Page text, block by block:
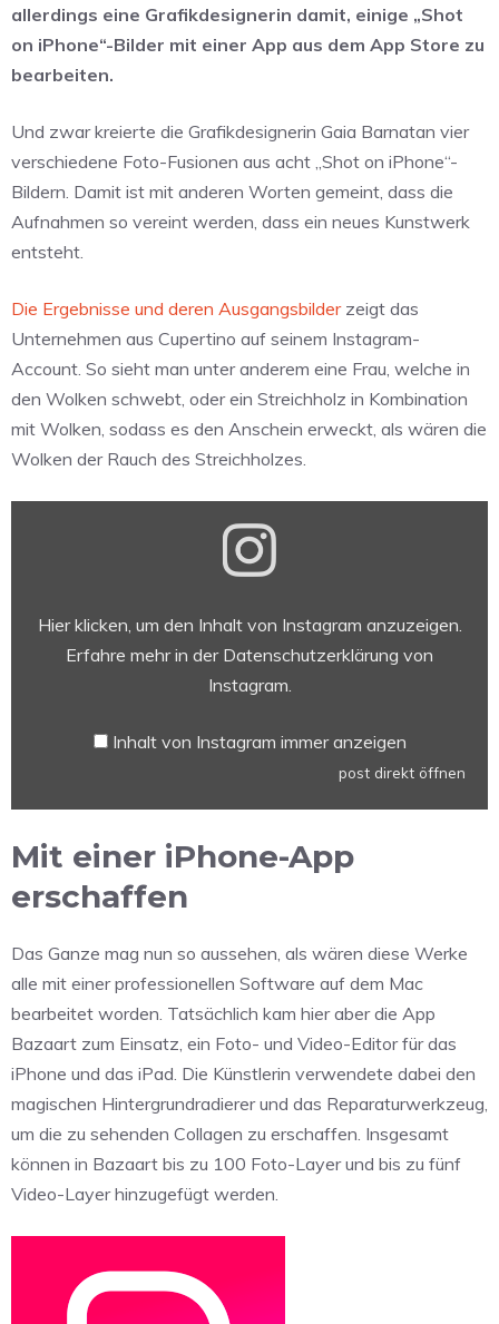
allerdings eine Grafikdesignerin damit, einige „Shot
on iPhone“-Bilder mit einer App aus dem App Store zu
bearbeiten.
Und zwar kreierte die Grafikdesignerin Gaia Barnatan vier
verschiedene Foto-Fusionen aus acht „Shot on iPhone“-
Bildern. Damit ist mit anderen Worten gemeint, dass die
Aufnahmen so vereint werden, dass ein neues Kunstwerk
entsteht.
Die Ergebnisse und deren Ausgangsbilderzeigt das
Unternehmen aus Cupertino auf seinem Instagram-
Account. So sieht man unter anderem eine Frau, welche in
den Wolken schwebt, oder ein Streichholz in Kombination
mit Wolken, sodass es den Anschein erweckt, als wären die
Wolken der Rauch des Streichholzes.
Hier klicken, um den Inhalt von Instagram anzuzeigen.
Erfahre mehr in der Datenschutzerklärung von
Instagram.
Inhalt von Instagram immer anzeigen
post direkt öffnen
Mit einer iPhone-App
erschaffen
Das Ganze mag nun so aussehen, als wären diese Werke
alle mit einer professionellen Software auf dem Mac
bearbeitet worden. Tatsächlich kam hier aber die App
Bazaart zum Einsatz, ein Foto- und Video-Editor für das
iPhone und das iPad. Die Künstlerin verwendete dabei den
magischen Hintergrundradierer und das Reparaturwerkzeug,
um die zu sehenden Collagen zu erschaffen. Insgesamt
können in Bazaart bis zu 100 Foto-Layer und bis zu fünf
Video-Layer hinzugefügt werden.